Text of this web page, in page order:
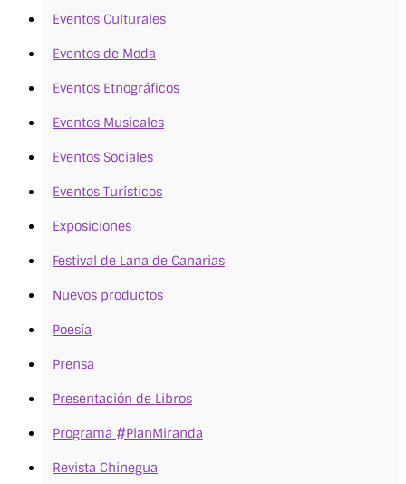
Eventos Culturales
Eventos de Moda
Eventos Etnográficos
Eventos Musicales
Eventos Sociales
Eventos Turísticos
Exposiciones
Festival de Lana de Canarias
Nuevos productos
Poesía
Prensa
Presentación de Libros
Programa #PlanMiranda
Revista Chinegua